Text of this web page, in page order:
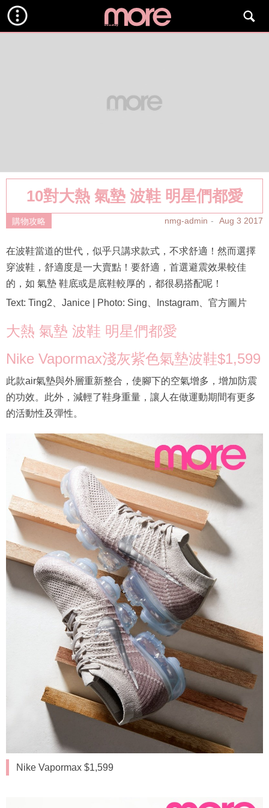
10對大熱 氣墊 波鞋 明星們都愛
購物攻略 nmg-admin Aug 3 2017
在波鞋當道的世代，似乎只講求款式，不求舒適！然而選擇
穿波鞋，舒適度是一大賣點！要舒適，首選避震效果較佳
的，如 氣墊 鞋底或是底鞋較厚的，都很易搭配呢！
Text: Ting2、Janice | Photo: Sing、Instagram、官方圖片
大熱 氣墊 波鞋 明星們都愛
Nike Vapormax淺灰紫色氣墊波鞋$1,599
此款air氣墊與外層重新整合，使腳下的空氣增多，增加防震
的功效。此外，減輕了鞋身重量，讓人在做運動期間有更多
的活動性及彈性。
Nike Vapormax $1,599